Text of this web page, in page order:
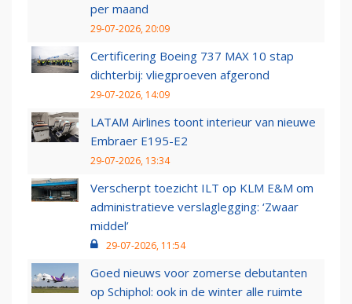
per maand
29-07-2026, 20:09
Certificering Boeing 737 MAX 10 stap
dichterbij: vliegproeven afgerond
29-07-2026, 14:09
LATAM Airlines toont interieur van nieuwe
Embraer E195-E2
29-07-2026, 13:34
Verscherpt toezicht ILT op KLM E&M om
administratieve verslaglegging: ‘Zwaar
middel’
29-07-2026, 11:54
Goed nieuws voor zomerse debutanten
op Schiphol: ook in de winter alle ruimte